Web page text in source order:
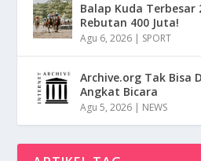
Balap Kuda Terbesar
Rebutan 400 Juta!
Agu 6, 2026 | SPORT
Archive.org Tak Bisa
Angkat Bicara
Agu 5, 2026 | NEWS